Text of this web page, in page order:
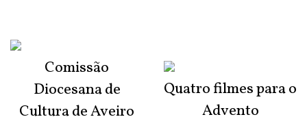
Comissão
Diocesana de
Cultura de Aveiro
Quatro filmes para o
Advento